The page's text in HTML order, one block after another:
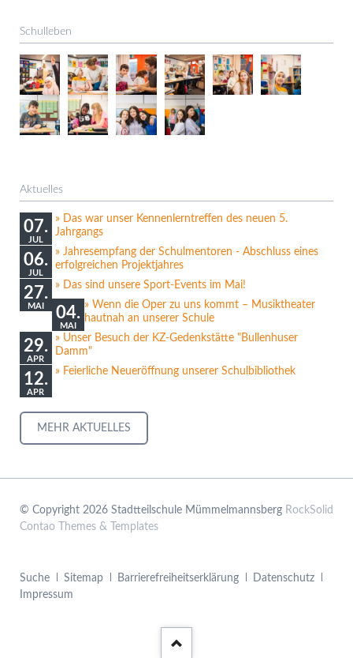
Schulleben
Aktuelles
07.
JUL
Das war unser Kennenlerntreffen des neuen 5.
Jahrgangs
06.
JUL
Jahresempfang der Schulmentoren - Abschluss eines
erfolgreichen Projektjahres
27.
MAI
Das sind unsere Sport-Events im Mai!
04.
MAI
Wenn die Oper zu uns kommt – Musiktheater
hautnah an unserer Schule
29.
APR
Unser Besuch der KZ-Gedenkstätte "Bullenhuser
Damm"
12.
APR
Feierliche Neueröffnung unserer Schulbibliothek
MEHR AKTUELLES
© Copyright 2026 Stadtteilschule Mümmelmannsberg RockSolid
Contao Themes & Templates
Navigation
überspringen
Suche Sitemap Barrierefreiheitserklärung
Datenschutz
Impressum